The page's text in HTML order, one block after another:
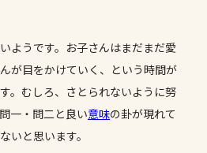
ようです。お子さんはまだまだ愛
が目をかけていく、という時間が
。むしろ、さとられないように努
一・問二と良い意味の卦が現れて
いと思います。